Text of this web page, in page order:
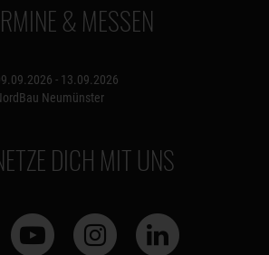
& MESSEN
- 13.09.2026
Neumünster
DICH MIT UNS